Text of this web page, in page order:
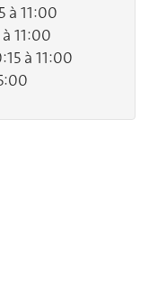
à 11:00
11:00
à 11:00